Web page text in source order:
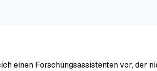
einen Forschungsassistenten vor, der